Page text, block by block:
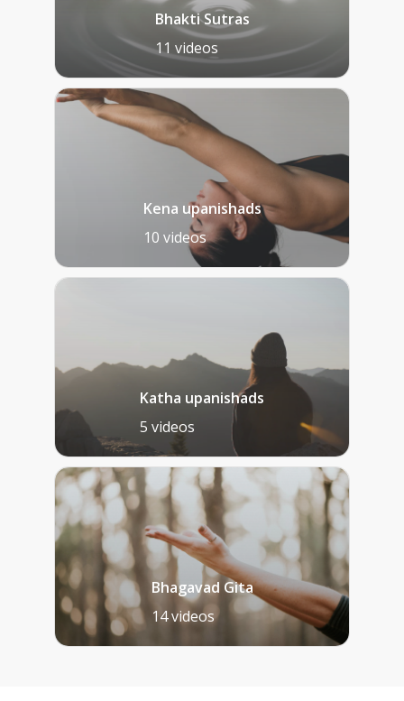
Bhakti Sutras
11 videos
Kena upanishads
10 videos
Katha upanishads
5 videos
Bhagavad Gita
14 videos